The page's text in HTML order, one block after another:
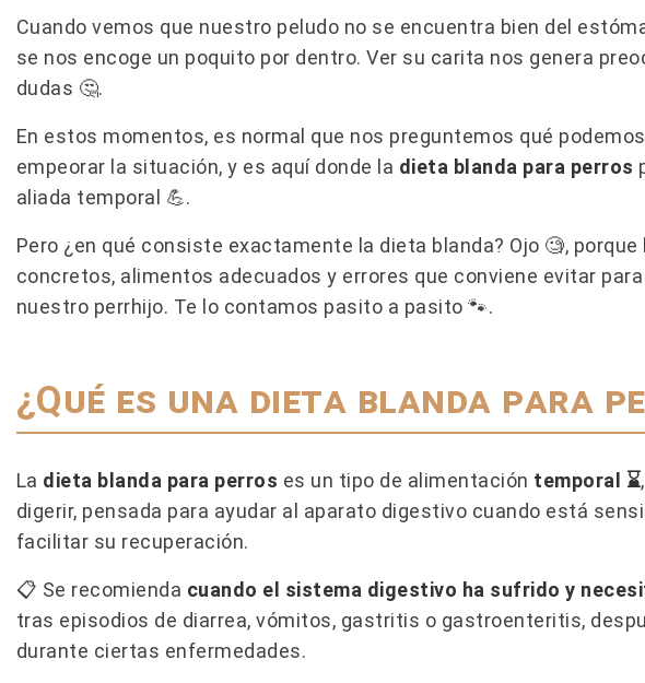
CÓMO DARLO Y
en perros solo
MEJOR A LA PERSONALIDAD Y
LOS HÁBITOS DE TU GATO?
Cada gato tiene su forma de beber.
sus...
PARA
gatos?...
Cuando vemos que nuestro peludo no se encuentra bien del
se nos encoge un poquito por dentro. Ver su carita nos genera
dudas 🤔.
En estos momentos, es normal que nos preguntemos qué
empeorar la situación, y es aquí donde la dieta blanda para perros
aliada temporal 💪.
Pero ¿en qué consiste exactamente la dieta blanda? Ojo 🧐,
concretos, alimentos adecuados y errores que conviene evitar
nuestro perrhijo. Te lo contamos pasito a pasito 🐾.
¿Qué es una dieta blanda para
La dieta blanda para perros es un tipo de alimentación temporal ⌛
digerir, pensada para ayudar al aparato digestivo cuando está
facilitar su recuperación.
📋 Se recomienda cuando el sistema digestivo ha sufrido y
tras episodios de diarrea, vómitos, gastritis o gastroenteritis,
durante ciertas enfermedades.